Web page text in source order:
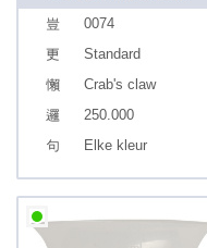
0074
Standard
Crab's claw
250.000
Elke kleur